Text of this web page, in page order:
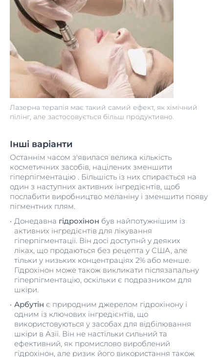
Лазерна терапія має такий самий ефект, як хімічний
пілінг, але застосовується більш продуктивно.
Інші варіанти
Останнім часом з'явилася велика кількість
косметичних засобів, націлених зменшити
гіперпігментацію . Більшість із них спирається на
один з наступних активних інгредієнтів, щоб
послабити виробництво меланіну і зменшити появу
пігментних плям.
Донедавна гідрохінон був найпотужнішим із
активних інгредієнтів для лікування
гіперпігментації. Він досі доступнй у деяких
ліках, що продаються без рецепта у США, але
тільки у низьких концентраціях 2% або менше.
Гідрохінон може також викликати післязапальну
гіперпігментацію, оскільки є подразником для
шкіри.
Арбутін є природним джерелом гідрохінону і
одним із ключових інгредієнтів, що
використовуються у засобах для відбілювання
шкіри в Азії. Він не настільки сильний та
ефективний, як промислово вироблений
гідрохінон, але ризик його використання також